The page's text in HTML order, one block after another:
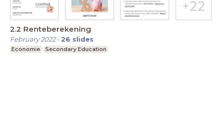
2.2 Renteberekening
February 2022- 26 slides
Economie Secondary Education